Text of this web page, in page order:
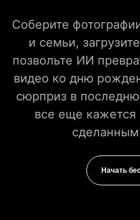
Соберите
и семьи,
позвольте ИИ
видео ко дню
сюрприз в
все еще
сделанным
Начать